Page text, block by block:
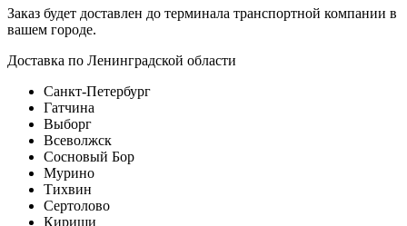
Заказ будет доставлен до терминала транспортной компании в
вашем городе.
Доставка по Ленинградской области
Санкт-Петербург
Гатчина
Выборг
Всеволжск
Сосновый Бор
Мурино
Тихвин
Сертолово
Кириши